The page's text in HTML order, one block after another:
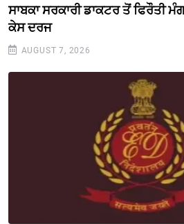
ਸਾਬਕਾ ਸਰਕਾਰੀ ਡਾਕਟਰ ਤੋਂ ਫਿਰੌਤੀ
ਕੇਸ ਦਰਜ
AUGUST 7, 2026